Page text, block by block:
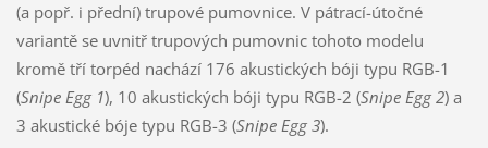
(a popř. i přední) trupové pumovnice. V pátrací-útočné
variantě se uvnitř trupových pumovnic tohoto modelu
kromě tří torpéd nachází 176 akustických bóji typu RGB-1
(Snipe Egg 1), 10 akustických bóji typu RGB-2 (Snipe Egg 2) a
3 akustické bóje typu RGB-3 (Snipe Egg 3).